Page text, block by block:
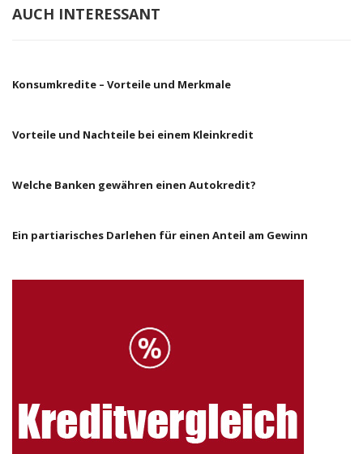
AUCH INTERESSANT
Konsumkredite – Vorteile und Merkmale
Vorteile und Nachteile bei einem Kleinkredit
Welche Banken gewähren einen Autokredit?
Ein partiarisches Darlehen für einen Anteil am Gewinn